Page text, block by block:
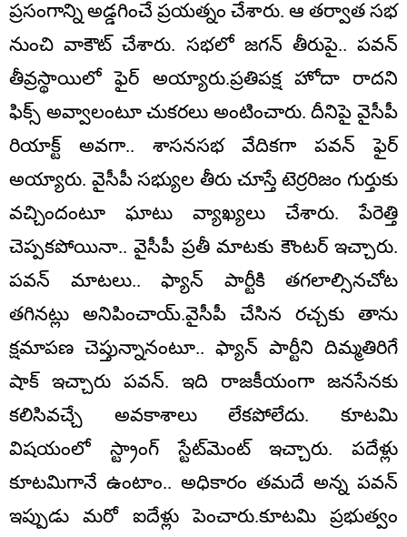
ప్రసంగాన్ని అడ్డగించే ప్రయత్నం చేశారు. ఆ తర్వాత సభ
నుంచి వాకౌట్‌ చేశారు. సభలో జగన్ తీరుపై.. పవన్
తీవ్రస్థాయిలో ఫైర్ అయ్యారు.ప్రతిపక్ష హోదా రాదని
ఫిక్స్ అవ్వాలంటూ చుకరలు అంటించారు. దీనిపై వైసీపీ
రియాక్ట్ అవగా.. శాసనసభ వేదికగా పవన్ ఫైర్
అయ్యారు. వైసీపీ సభ్యుల తీరు చూస్తే టెర్రరిజం గుర్తుకు
వచ్చిందంటూ ఘాటు వ్యాఖ్యలు చేశారు. పేరెత్తి
చెప్పకపోయినా.. వైసీపీ ప్రతీ మాటకు కౌంటర్ ఇచ్చారు.
పవన్ మాటలు.. ఫ్యాన్ పార్టీకి తగలాల్సినచోట
తగినట్లు అనిపించాయ్‌.వైసీపీ చేసిన రచ్చకు తాను
క్షమాపణ చెప్తున్నానంటూ.. ఫ్యాన్ పార్టీని దిమ్మతిరిగే
షాక్ ఇచ్చారు పవన్. ఇది రాజకీయంగా జనసేనకు
కలిసివచ్చే అవకాశాలు లేకపోలేదు. కూటమి
విషయంలో స్ట్రాంగ్‌ స్టేట్‌మెంట్ ఇచ్చారు. పదేళ్లు
కూటమిగానే ఉంటాం.. అధికారం తమదే అన్న పవన్
ఇప్పుడు మరో ఐదేళ్లు పెంచారు.కూటమి ప్రభుత్వం